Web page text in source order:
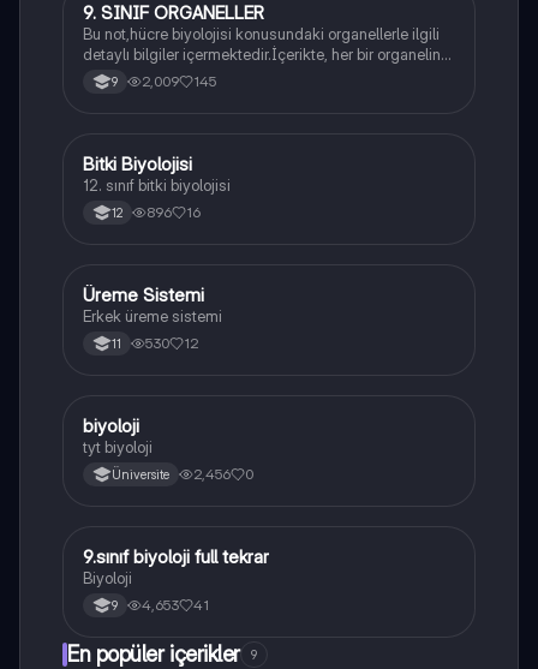
Biyoloji
9. SINIF ORGANELLER
Bu not,hücre biyolojisi konusundaki organellerle ilgili
detaylı bilgiler içermektedir.İçerikte, her bir organelin
yapısı,fonksiyonları ve hücre içindeki rolü
açıklanmaktadır.
9 2,009 145
Biyoloji
Bitki Biyolojisi
12. sınıf bitki biyolojisi
12 896 16
Biyoloji
Üreme Sistemi
Erkek üreme sistemi
11 530 12
BBiyoloji
biyoloji
tyt biyoloji
Üniversite 2,456 0
Biyoloji
9.sınıf biyoloji full tekrar
Biyoloji
9 4,653 41
En popüler içerikler 9